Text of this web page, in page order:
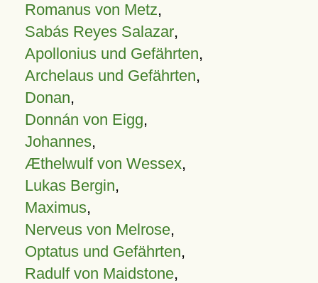
Romanus von Metz,
Sabás Reyes Salazar,
Apollonius und Gefährten,
Archelaus und Gefährten,
Donan,
Donnán von Eigg,
Johannes,
Æthelwulf von Wessex,
Lukas Bergin,
Maximus,
Nerveus von Melrose,
Optatus und Gefährten,
Radulf von Maidstone,